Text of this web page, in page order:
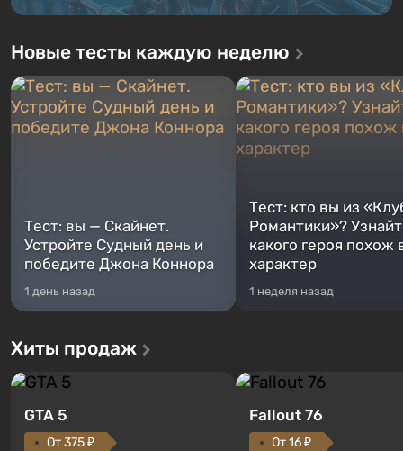
Новые тесты каждую неделю
Тест: вы — Скайнет.
Устройте Судный день и
победите Джона Коннора
1 день назад
Тест: кто вы из
Романтики»?
какого героя похож
характер
1 неделя назад
Хиты продаж
GTA 5
От 375 ₽
Fallout 76
От 16 ₽